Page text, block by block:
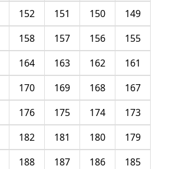
149
150
151
152
155
156
157
158
161
162
163
164
167
168
169
170
173
174
175
176
179
180
181
182
185
186
187
188